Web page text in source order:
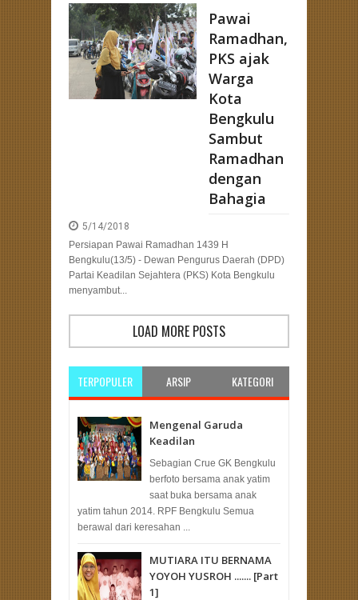
Pawai
Ramadhan,
PKS ajak
Warga
Kota
Bengkulu
Sambut
Ramadhan
dengan
Bahagia
5/14/2018
Persiapan Pawai Ramadhan 1439 H
Bengkulu(13/5) - Dewan Pengurus Daerah (DPD)
Partai Keadilan Sejahtera (PKS) Kota Bengkulu
menyambut...
LOAD MORE POSTS
TERPOPULER ARSIP KATEGORI
Mengenal Garuda
Keadilan
Sebagian Crue GK Bengkulu
berfoto bersama anak yatim
saat buka bersama anak
yatim tahun 2014. RPF Bengkulu Semua
berawal dari keresahan ...
MUTIARA ITU BERNAMA
YOYOH YUSROH ....... [Part
1]